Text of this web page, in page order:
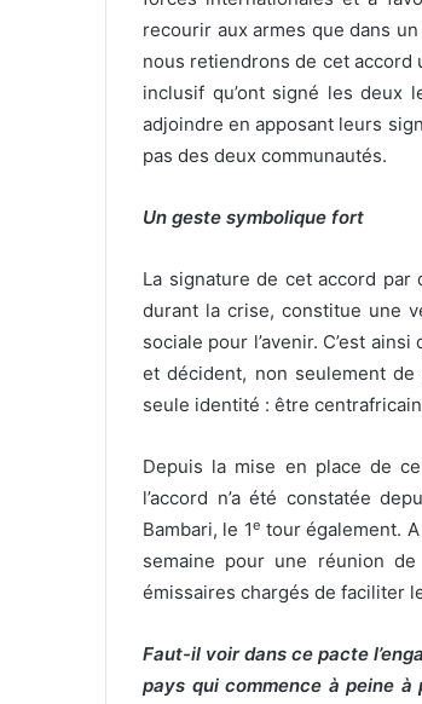
recourir aux armes que dans
nous retiendrons de cet accord
inclusif qu’ont signé les deux
adjoindre en apposant leurs
pas des deux communautés.
Un geste symbolique fort
La signature de cet accord
durant la crise, constitue une
sociale pour l’avenir. C’est
et décident, non seulement
seule identité : être
Depuis la mise en place de
l’accord n’a été constatée
Bambari, le 1e tour également.
semaine pour une réunion
émissaires chargés de faciliter
Faut-il voir dans ce pacte
pays qui commence à peine à